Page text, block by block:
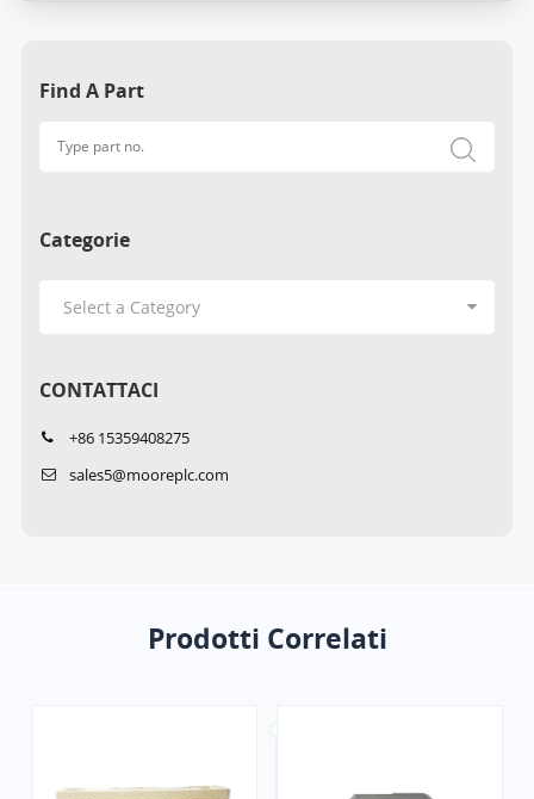
Find A Part
Categorie
CONTATTACI
+86 15359408275
sales5@mooreplc.com
Prodotti Correlati